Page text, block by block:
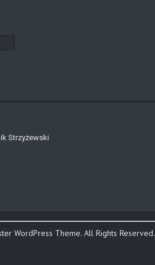
Strzyżewski
WordPress Theme. All Rights Reserved.